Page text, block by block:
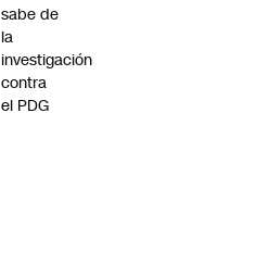
sabe de
la
investigación
contra
el PDG